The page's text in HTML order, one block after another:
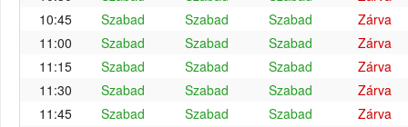
10:45
Szabad Szabad Szabad
Zárva
11:00
Szabad Szabad Szabad
Zárva
11:15
Szabad Szabad Szabad
Zárva
11:30
Szabad Szabad Szabad
Zárva
11:45
Szabad Szabad Szabad
Zárva